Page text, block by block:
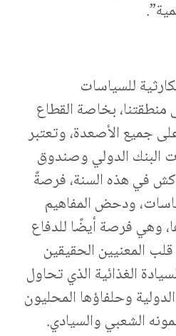
للسياسات
منطقتنا، بخاصة القطاع
جميع الأصعدة، وتعتبر
البنك الدولي وصندوق
في هذه السنة، فرصةً
ودحض المفاهيم
وهي فرصة أيضًا للدفاع
المعنيين الحقيقين
الغذائية الذي تحاول
وحلفاؤها المحليون
الشعبي والسيادي.